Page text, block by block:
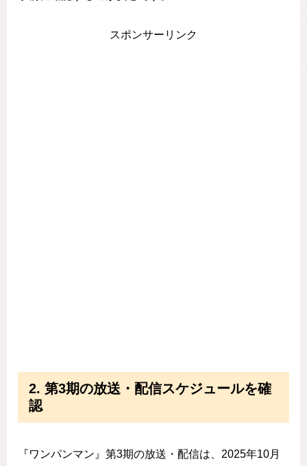
スポンサーリンク
2. 第3期の放送・配信スケジュールを確
認
『ワンパンマン』第3期の放送・配信は、2025年10月